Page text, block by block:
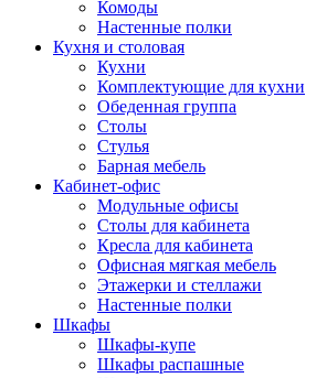
Комоды
Настенные полки
Кухня и столовая
Кухни
Комплектующие для кухни
Обеденная группа
Столы
Стулья
Барная мебель
Кабинет-офис
Модульные офисы
Столы для кабинета
Кресла для кабинета
Офисная мягкая мебель
Этажерки и стеллажи
Настенные полки
Шкафы
Шкафы-купе
Шкафы распашные